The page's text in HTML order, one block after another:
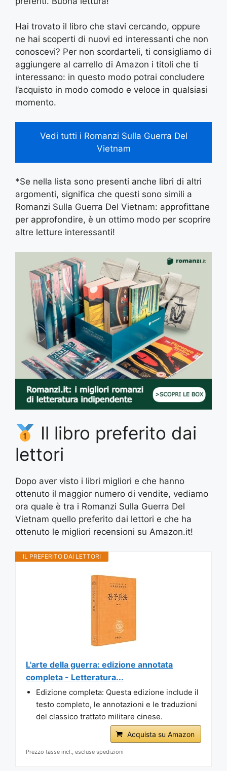
Hai trovato il libro che stavi cercando, oppure
ne hai scoperti di nuovi ed interessanti che non
conoscevi? Per non scordarteli, ti consigliamo di
aggiungere al carrello di Amazon i titoli che ti
interessano: in questo modo potrai concludere
l’acquisto in modo comodo e veloce in qualsiasi
momento.
Vedi tutti i Romanzi Sulla Guerra Del
Vietnam
*Se nella lista sono presenti anche libri di altri
argomenti, significa che questi sono simili a
Romanzi Sulla Guerra Del Vietnam: approfittane
per approfondire, è un ottimo modo per scoprire
altre letture interessanti!
Il libro preferito dai
lettori
Dopo aver visto i libri migliori e che hanno
ottenuto il maggior numero di vendite, vediamo
ora quale è tra i Romanzi Sulla Guerra Del
Vietnam quello preferito dai lettori e che ha
ottenuto le migliori recensioni su Amazon.it!
IL PREFERITO DAI LETTORI
L'arte della guerra: edizione annotata
completa - Letteratura...
Edizione completa: Questa edizione include il
testo completo, le annotazioni e le traduzioni
del classico trattato militare cinese.
Acquista su Amazon
Prezzo tasse incl., escluse spedizioni